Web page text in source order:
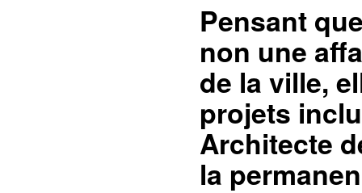
Pensant
non une
de la ville,
projets
Architecte
la